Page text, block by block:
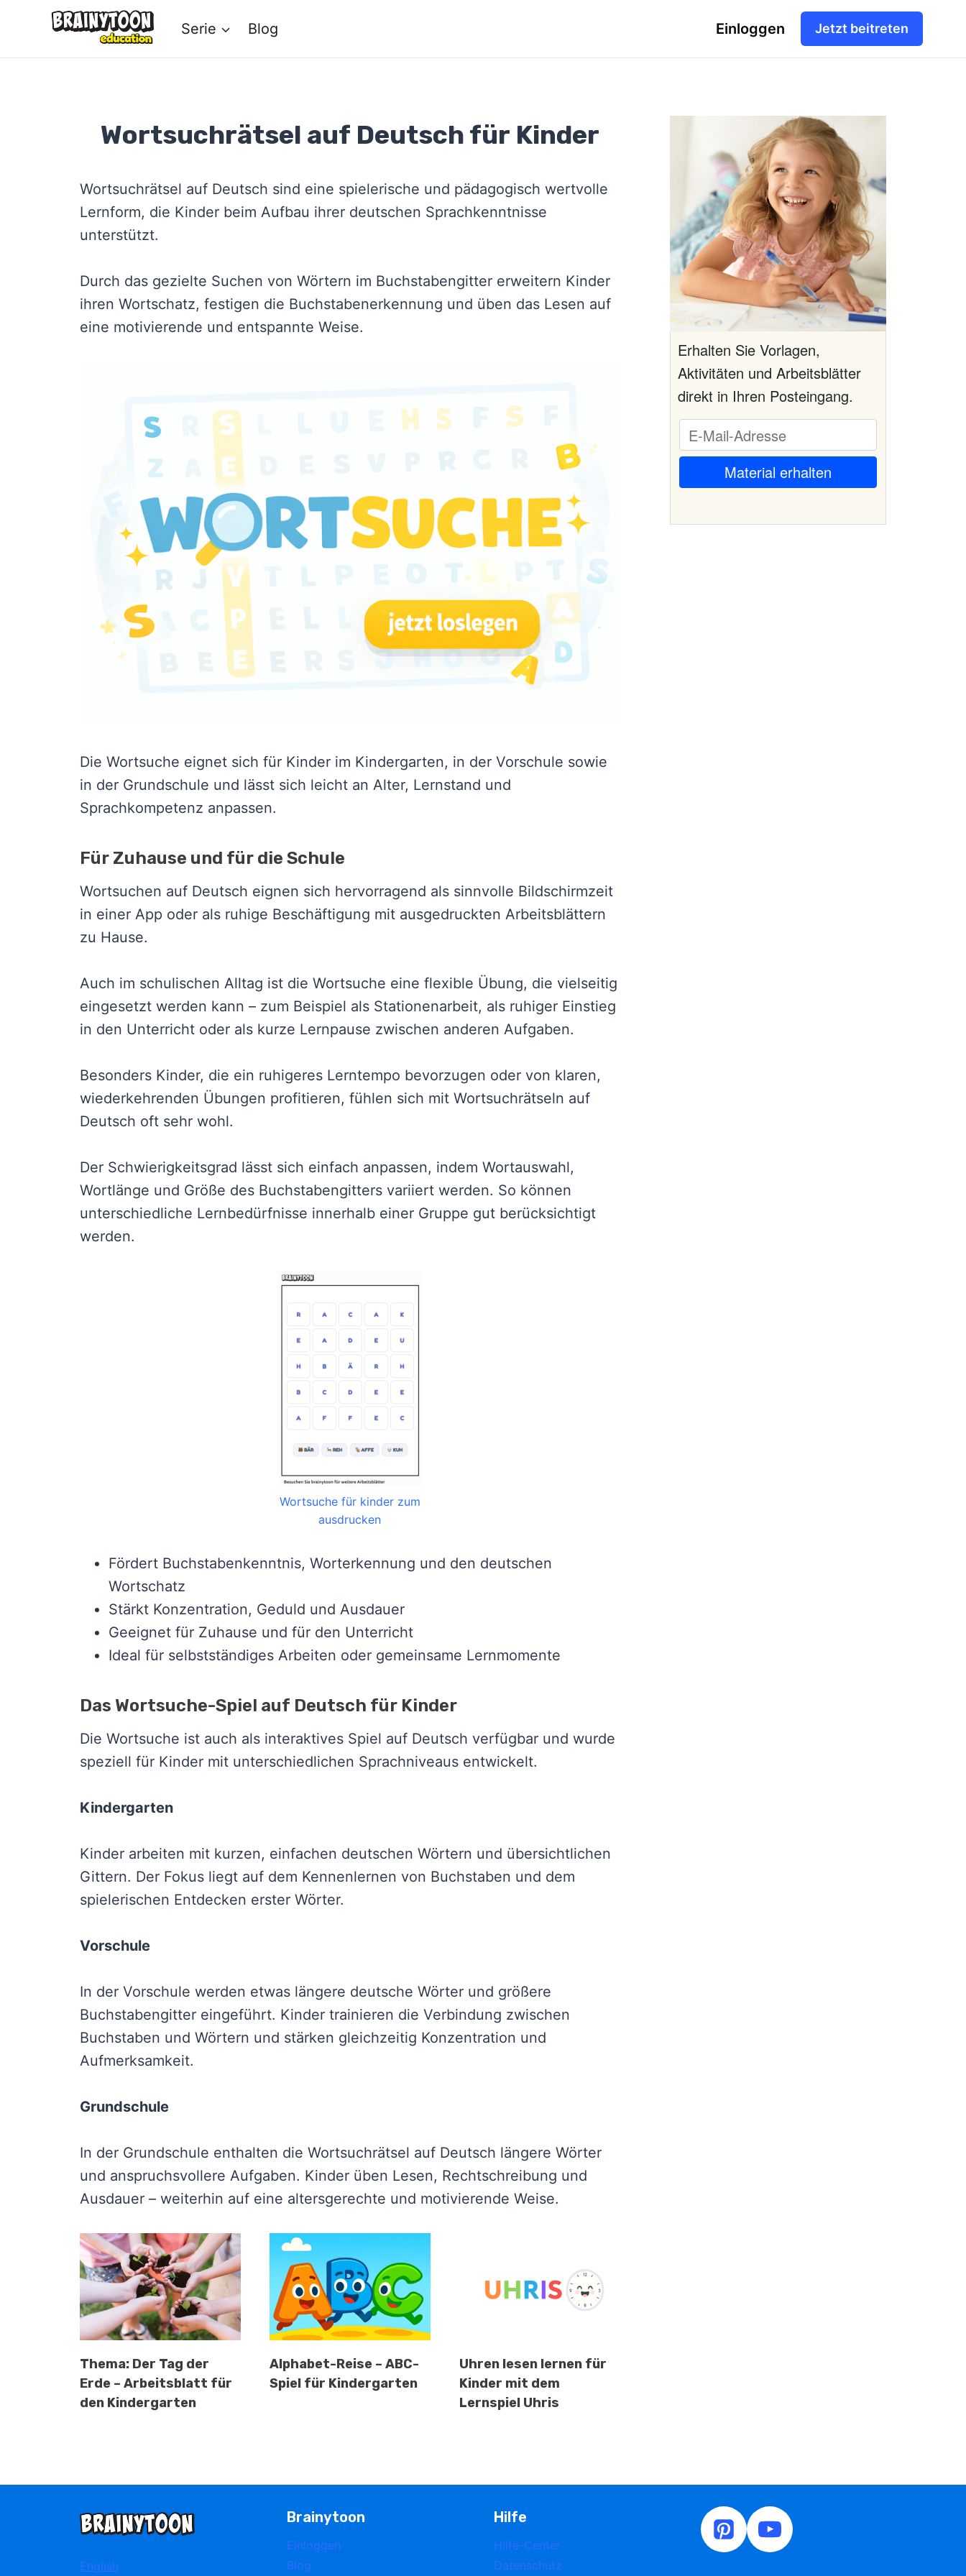
springen
Serie Blog Einloggen Jetzt beitreten
Wortsuchrätsel auf Deutsch für Kinder
Wortsuchrätsel auf Deutsch sind eine spielerische und pädagogisch wertvolle
Lernform, die Kinder beim Aufbau ihrer deutschen Sprachkenntnisse
unterstützt.
Durch das gezielte Suchen von Wörtern im Buchstabengitter erweitern Kinder
ihren Wortschatz, festigen die Buchstabenerkennung und üben das Lesen auf
eine motivierende und entspannte Weise.
Die Wortsuche eignet sich für Kinder im Kindergarten, in der Vorschule sowie
in der Grundschule und lässt sich leicht an Alter, Lernstand und
Sprachkompetenz anpassen.
Für Zuhause und für die Schule
Wortsuchen auf Deutsch eignen sich hervorragend als sinnvolle Bildschirmzeit
in einer App oder als ruhige Beschäftigung mit ausgedruckten Arbeitsblättern
zu Hause.
Auch im schulischen Alltag ist die Wortsuche eine flexible Übung, die vielseitig
eingesetzt werden kann – zum Beispiel als Stationenarbeit, als ruhiger Einstieg
in den Unterricht oder als kurze Lernpause zwischen anderen Aufgaben.
Besonders Kinder, die ein ruhigeres Lerntempo bevorzugen oder von klaren,
wiederkehrenden Übungen profitieren, fühlen sich mit Wortsuchrätseln auf
Deutsch oft sehr wohl.
Der Schwierigkeitsgrad lässt sich einfach anpassen, indem Wortauswahl,
Wortlänge und Größe des Buchstabengitters variiert werden. So können
unterschiedliche Lernbedürfnisse innerhalb einer Gruppe gut berücksichtigt
werden.
Wortsuche für kinder zum
ausdrucken
Fördert Buchstabenkenntnis, Worterkennung und den deutschen
Wortschatz
Stärkt Konzentration, Geduld und Ausdauer
Geeignet für Zuhause und für den Unterricht
Ideal für selbstständiges Arbeiten oder gemeinsame Lernmomente
Das Wortsuche-Spiel auf Deutsch für Kinder
Die Wortsuche ist auch als interaktives Spiel auf Deutsch verfügbar und wurde
speziell für Kinder mit unterschiedlichen Sprachniveaus entwickelt.
Kindergarten
Kinder arbeiten mit kurzen, einfachen deutschen Wörtern und übersichtlichen
Gittern. Der Fokus liegt auf dem Kennenlernen von Buchstaben und dem
spielerischen Entdecken erster Wörter.
Vorschule
In der Vorschule werden etwas längere deutsche Wörter und größere
Buchstabengitter eingeführt. Kinder trainieren die Verbindung zwischen
Buchstaben und Wörtern und stärken gleichzeitig Konzentration und
Aufmerksamkeit.
Grundschule
In der Grundschule enthalten die Wortsuchrätsel auf Deutsch längere Wörter
und anspruchsvollere Aufgaben. Kinder üben Lesen, Rechtschreibung und
Ausdauer – weiterhin auf eine altersgerechte und motivierende Weise.
Thema: Der Tag der
Erde – Arbeitsblatt für
den Kindergarten
Alphabet-Reise – ABC-
Spiel für Kindergarten
Uhren lesen lernen für
Kinder mit dem
Lernspiel Uhris
Erhalten Sie Vorlagen,
Aktivitäten und Arbeitsblätter
direkt in Ihren Posteingang.
English
Brainytoon
Einloggen
Blog
Hilfe
Hilfe-Center
Datenschutz